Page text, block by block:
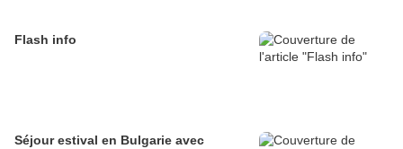
Flash info
Séjour estival en Bulgarie avec